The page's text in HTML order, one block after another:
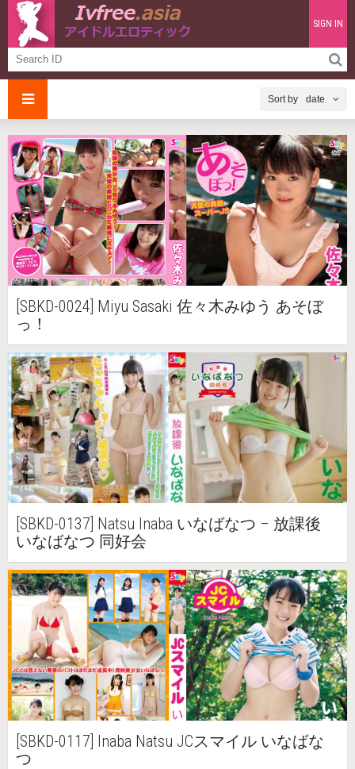
SIGN IN
date
[SBKD-0024] Miyu Sasaki 佐々木みゆう あそぼ
っ！
[SBKD-0137] Natsu Inaba いなばなつ – 放課後
いなばなつ 同好会
[SBKD-0117] Inaba Natsu JCスマイル いなばな
つ